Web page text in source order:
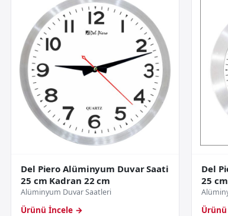
Del Piero Alüminyum Duvar Saati
25 cm Kadran 22 cm
Alüminyum Duvar Saatleri
Ürünü İncele →
Del
25